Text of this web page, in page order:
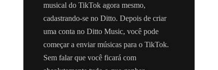
musical do TikTok agora mesmo,
cadastrando-se no Ditto. Depois de criar
uma conta no Ditto Music, você pode
começar a enviar músicas para o TikTok.
Sem falar que você ficará com